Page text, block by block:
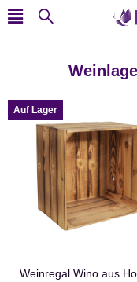
Auf Lager
Weinregal Wino aus